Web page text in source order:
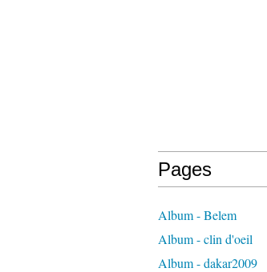
Pages
Album - Belem
Album - clin d'oeil
Album - dakar2009